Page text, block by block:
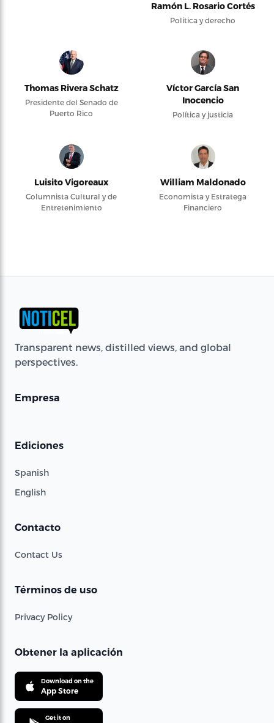
Ramón L. Rosario Cortés
Política y derecho
Thomas Rivera Schatz
Presidente del Senado de
Puerto Rico
Víctor García San
Inocencio
Política y justicia
Luisito Vigoreaux
Columnista Cultural y de
Entretenimiento
William Maldonado
Economista y Estratega
Financiero
Transparent news, distilled views, and global
perspectives.
Empresa
Ediciones
Spanish
English
Contacto
Contact Us
Términos de uso
Privacy Policy
Obtener la aplicación
Download on the
App Store
Get it on